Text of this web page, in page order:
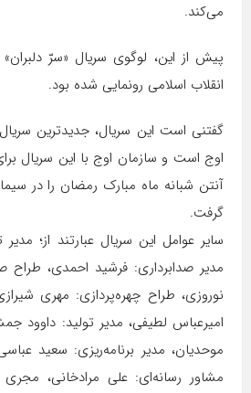
می‌کند.
پیش از این، لوگوی سریال «سرّ
انقلاب اسلامی رونمایی شده بود.
گفتنی است این سریال، جدیدترین
اوج است و سازمان اوج با این سریال
آنتن شبانه ماه مبارک رمضان را در
گرفت.
سایر عوامل این سریال عبارتند از؛ مدیر
مدیر صدابرداری: فرشید احمدی،
نوروزی، طراح چهره‌پردازی: مهری
امیرعباس لطیفی، مدیر تولید: داوود
موحدیان، مدیر برنامه‌ریزی: سعید
مشاور رسانه‌ای: علی مرادخانی،